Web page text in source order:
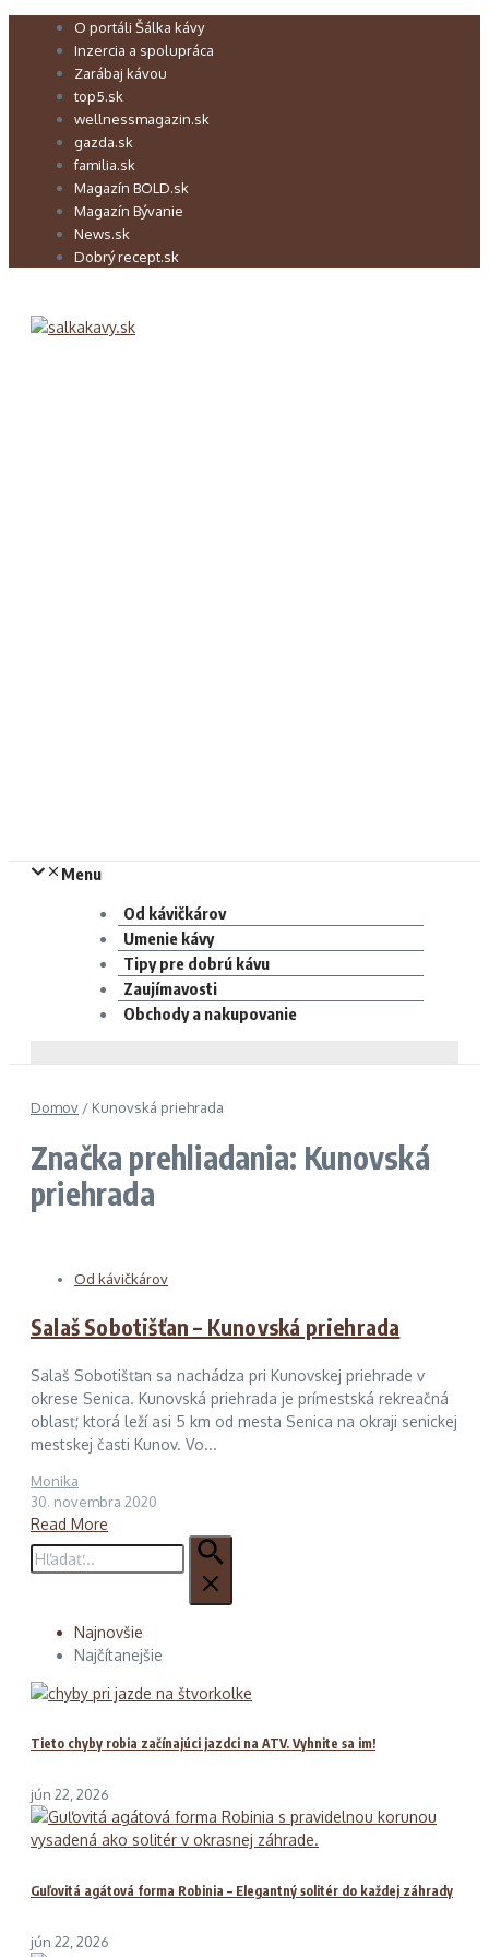
Preskočiť O portáli Šálka kávy
Inzercia a spolupráca
Zarábaj kávou
top5.sk
wellnessmagazin.sk
gazda.sk
familia.sk
Magazín BOLD.sk
Magazín Bývanie
News.sk
Dobrý recept.sk
Menu
Od kávičkárov
Umenie kávy
Tipy pre dobrú kávu
Zaujímavosti
Obchody a nakupovanie
Domov / Kunovská priehrada
Značka prehliadania: Kunovská
priehrada
Od kávičkárov
Salaš Sobotišťan – Kunovská priehrada
Salaš Sobotišťan sa nachádza pri Kunovskej priehrade v
okrese Senica. Kunovská priehrada je prímestská rekreačná
oblasť, ktorá leží asi 5 km od mesta Senica na okraji senickej
mestskej časti Kunov. Vo...
Monika
30. novembra 2020
Read More
Hľadať:
Najnovšie
Najčítanejšie
Tieto chyby robia začínajúci jazdci na ATV. Vyhnite sa im!
jún 22, 2026
Guľovitá agátová forma Robinia – Elegantný solitér do každej záhrady
jún 22, 2026